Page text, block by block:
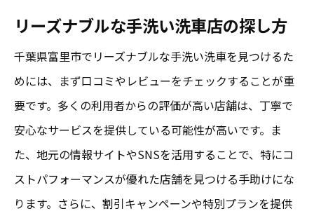
リーズナブルな手洗い洗車店の探し方
千葉県富里市でリーズナブルな手洗い洗車を見つけるた
めには、まず口コミやレビューをチェックすることが重
要です。多くの利用者からの評価が高い店舗は、丁寧で
安心なサービスを提供している可能性が高いです。ま
た、地元の情報サイトやSNSを活用することで、特にコ
ストパフォーマンスが優れた店舗を見つける手助けにな
ります。さらに、割引キャンペーンや特別プランを提供